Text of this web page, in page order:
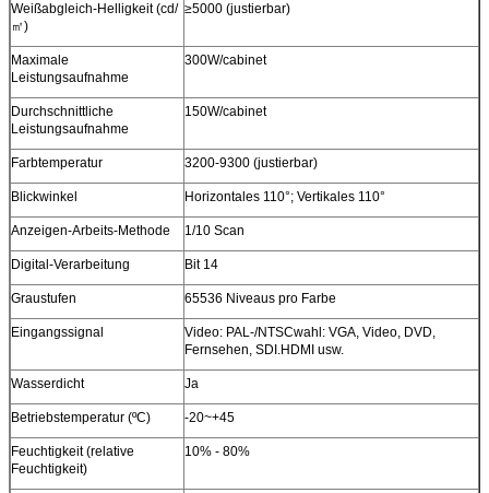
Weißabgleich-Helligkeit (cd/
㎡)
≥5000 (justierbar)
Maximale
Leistungsaufnahme
300W/cabinet
Durchschnittliche
Leistungsaufnahme
150W/cabinet
Farbtemperatur 3200-9300 (justierbar)
Blickwinkel Horizontales 110°; Vertikales 110°
Anzeigen-Arbeits-Methode 1/10 Scan
Digital-Verarbeitung Bit 14
Graustufen 65536 Niveaus pro Farbe
Eingangssignal
Video: PAL-/NTSCwahl: VGA, Video, DVD,
Fernsehen, SDI.HDMI usw.
Wasserdicht Ja
Betriebstemperatur (ºC) -20~+45
Feuchtigkeit (relative
Feuchtigkeit)
10% - 80%